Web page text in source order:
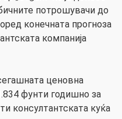
потрошувачи до
конечната прогноза
компанија
ценовна
фунти годишно за
консултантската куќа